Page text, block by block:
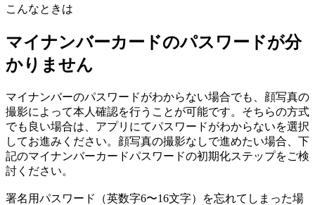
こんなときは
マイナンバーカードのパスワードが分
かりません
マイナンバーのパスワードがわからない場合でも、顔写真の
撮影によって本人確認を行うことが可能です。そちらの方式
でも良い場合は、アプリにてパスワードがわからないを選択
してお進みください。顔写真の撮影なしで進めたい場合、下
記のマイナンバーカードパスワードの初期化ステップをご検
討ください。
署名用パスワード（英数字6〜16文字）を忘れてしまった場